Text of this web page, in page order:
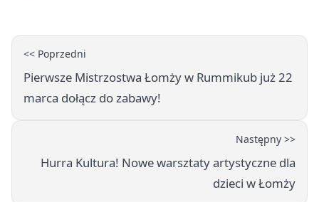
<< Poprzedni
Pierwsze Mistrzostwa Łomży w Rummikub już 22
marca dołącz do zabawy!
Następny >>
Hurra Kultura! Nowe warsztaty artystyczne dla
dzieci w Łomży